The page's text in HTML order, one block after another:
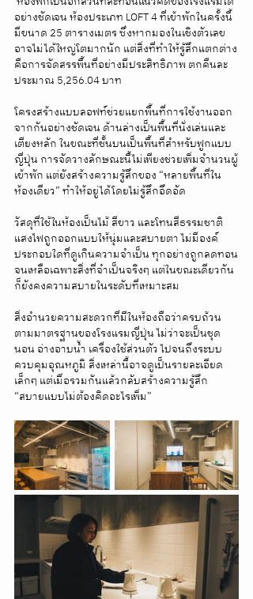
อย่างชัดเจน ห้องประเภท LOFT 4 ที่เข้าพักในครั้งนี้
มีขนาด 25 ตารางเมตร ซึ่งหากมองในเชิงตัวเลข
อาจไม่ได้ใหญ่โตมากนัก แต่สิ่งที่ทำให้รู้สึกแตกต่าง
คือการจัดสรรพื้นที่อย่างมีประสิทธิภาพ ตกคืนละ
ประมาณ 5,256.04 บาท
โครงสร้างแบบลอฟท์ช่วยแยกพื้นที่การใช้งานออก
จากกันอย่างชัดเจน ด้านล่างเป็นพื้นที่นั่งเล่นและ
เตียงหลัก ในขณะที่ชั้นบนเป็นพื้นที่สำหรับฟูกแบบ
ญี่ปุ่น การจัดวางลักษณะนี้ไม่เพียงช่วยเพิ่มจำนวนผู้
เข้าพัก แต่ยังสร้างความรู้สึกของ “หลายพื้นที่ใน
ห้องเดียว” ทำให้อยู่ได้โดยไม่รู้สึกอึดอัด
วัสดุที่ใช้ในห้องเป็นไม้ สีขาว และโทนสีธรรมชาติ
แสงไฟถูกออกแบบให้นุ่มและสบายตา ไม่มีองค์
ประกอบใดที่ดูเกินความจำเป็น ทุกอย่างถูกลดทอน
จนเหลือเฉพาะสิ่งที่จำเป็นจริงๆ แต่ในขณะเดียวกัน
ก็ยังคงความสบายในระดับที่เหมาะสม
สิ่งอำนวยความสะดวกที่มีในห้องถือว่าครบถ้วน
ตามมาตรฐานของโรงแรมญี่ปุ่น ไม่ว่าจะเป็นชุด
นอน อ่างอาบน้ำ เครื่องใช้ส่วนตัว ไปจนถึงระบบ
ควบคุมอุณหภูมิ สิ่งเหล่านี้อาจดูเป็นรายละเอียด
เล็กๆ แต่เมื่อรวมกันแล้วกลับสร้างความรู้สึก
“สบายแบบไม่ต้องคิดอะไรเพิ่ม”